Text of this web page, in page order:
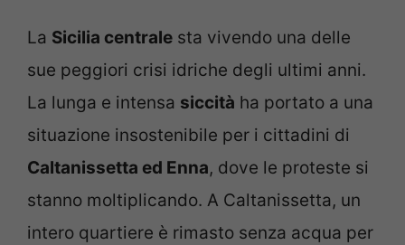
La Sicilia centrale sta vivendo una delle
sue peggiori crisi idriche degli ultimi anni.
La lunga e intensa siccità ha portato a una
situazione insostenibile per i cittadini di
Caltanissetta ed Enna, dove le proteste si
stanno moltiplicando. A Caltanissetta, un
intero quartiere è rimasto senza acqua per